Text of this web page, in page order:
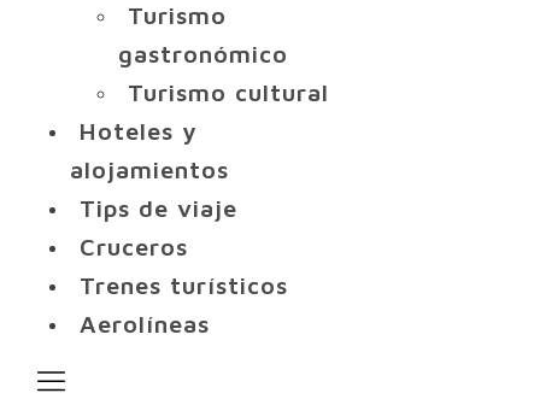
Turismo
gastronómico
Turismo cultural
Hoteles y
alojamientos
Tips de viaje
Cruceros
Trenes turísticos
Aerolíneas